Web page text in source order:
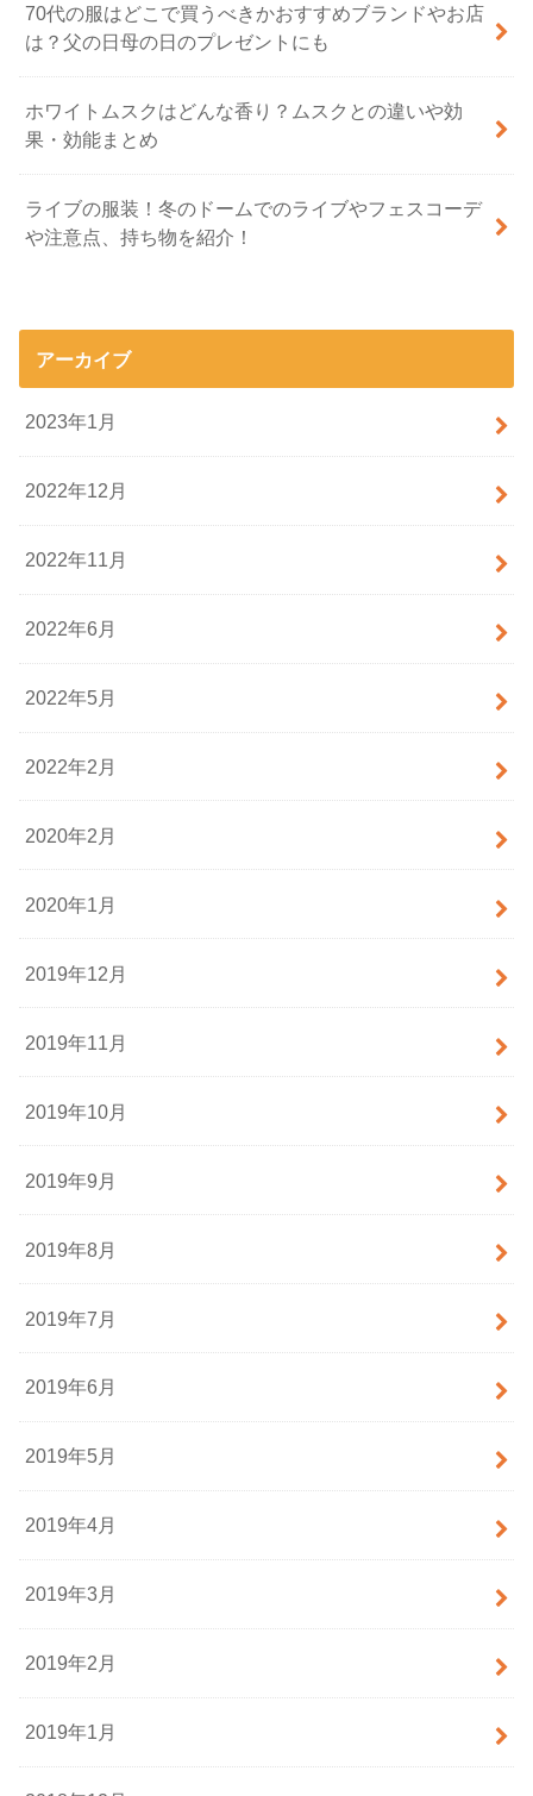
70代の服はどこで買うべきかおすすめブランドやお店
は？父の日母の日のプレゼントにも
ホワイトムスクはどんな香り？ムスクとの違いや効
果・効能まとめ
ライブの服装！冬のドームでのライブやフェスコーデ
や注意点、持ち物を紹介！
アーカイブ
2023年1月
2022年12月
2022年11月
2022年6月
2022年5月
2022年2月
2020年2月
2020年1月
2019年12月
2019年11月
2019年10月
2019年9月
2019年8月
2019年7月
2019年6月
2019年5月
2019年4月
2019年3月
2019年2月
2019年1月